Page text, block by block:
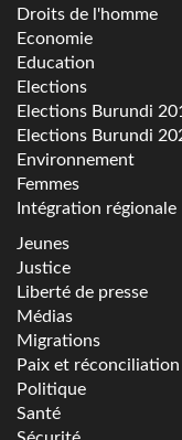
Droits de l'homme
Economie
Education
Elections
Elections Burundi
Elections Burundi
Environnement
Femmes
Intégration régionale
Jeunes
Justice
Liberté de presse
Médias
Migrations
Paix et réconciliation
Politique
Santé